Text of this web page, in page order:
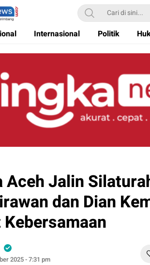
Internasional Politik
Aceh Jalin
dan Dian
2025 - 7:31 pm